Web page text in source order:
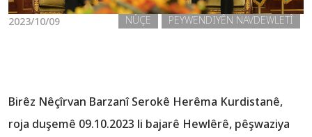
2023/10/09 PEYWENDIYÊN NAVDEWLETÎ
NÛÇE
Birêz Nêçîrvan Barzanî Serokê Herêma Kurdistanê,
roja duşemê 09.10.2023 li bajarê Hewlêrê, pêşwaziya